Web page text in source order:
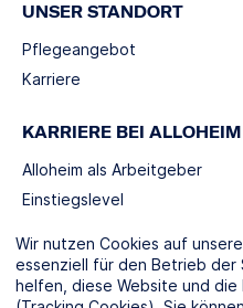
UNSER STANDORT
Pflegeangebot
Karriere
KARRIERE BEI ALLOHEIM
Alloheim als Arbeitgeber
Einstiegslevel
SOCIAL MEDIA
Wir nutzen Cookies auf
essenziell für den Betrieb der
helfen, diese Website und